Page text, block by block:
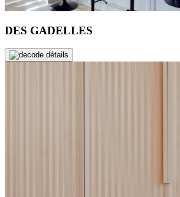
DES GADELLES
de détails